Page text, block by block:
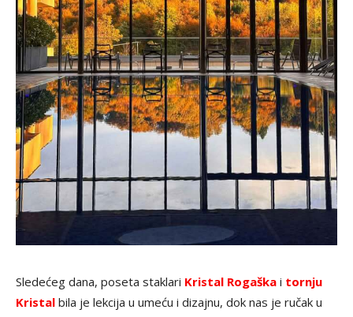
Sledećeg dana, poseta staklari Kristal Rogaška i tornju
Kristal bila je lekcija u umeću i dizajnu, dok nas je ručak u